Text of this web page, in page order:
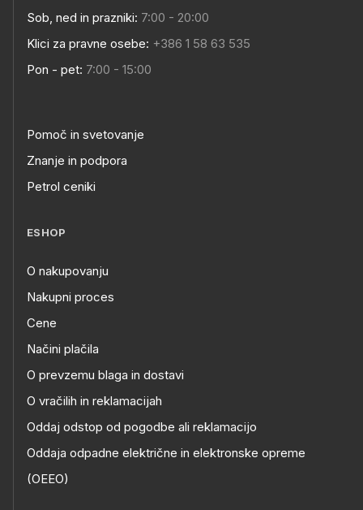
Sob, ned in prazniki: 7:00 - 20:00
Klici za pravne osebe: +386 1 58 63 535
Pon - pet: 7:00 - 15:00
Pomoč in svetovanje
Znanje in podpora
Petrol ceniki
ESHOP
O nakupovanju
Nakupni proces
Cene
Načini plačila
O prevzemu blaga in dostavi
O vračilih in reklamacijah
Oddaj odstop od pogodbe ali reklamacijo
Oddaja odpadne električne in elektronske opreme
(OEEO)